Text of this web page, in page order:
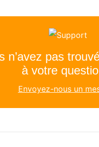
Berchem-sainte-
Saint-gilles
Watermael-
n’avez pas
à votre
Envoyez-nous un